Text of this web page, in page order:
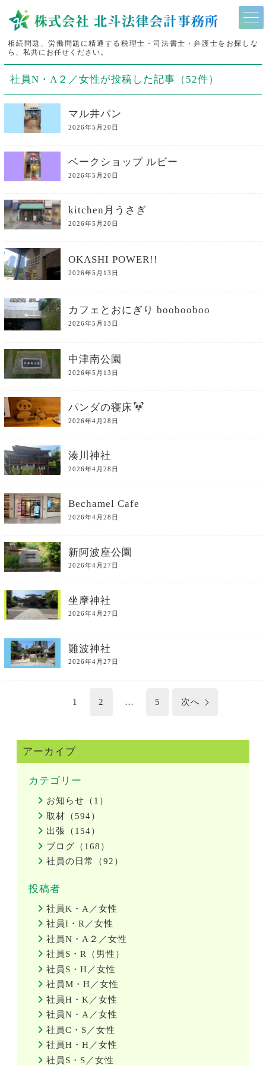
相続問題、労働問題に精通する税理士・司法書士・弁護士をお探しな
ら、私共にお任せください。
社員N・A２／女性が投稿した記事（52件）
マル井パン
2026年5月20日
ベークショップ ルビー
2026年5月20日
kitchen月うさぎ
2026年5月20日
OKASHI POWER!!
2026年5月13日
カフェとおにぎり boobooboo
2026年5月13日
中津南公園
2026年5月13日
パンダの寝床
2026年4月28日
湊川神社
2026年4月28日
Bechamel Cafe
2026年4月28日
新阿波座公園
2026年4月27日
坐摩神社
2026年4月27日
難波神社
2026年4月27日
ジ
り
1 2 … 5 次へ
アーカイブ
カテゴリー
お知らせ（1）
取材（594）
出張（154）
ブログ（168）
社員の日常（92）
投稿者
社員K・A／女性
社員I・R／女性
社員N・A２／女性
社員S・R（男性）
社員S・H／女性
社員M・H／女性
社員H・K／女性
社員N・A／女性
社員C・S／女性
社員H・H／女性
社員S・S／女性